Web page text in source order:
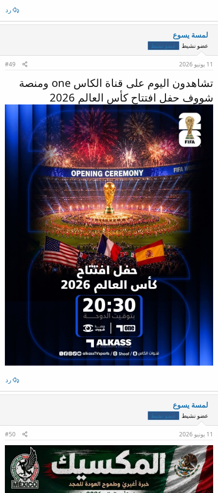
رد
لمسة يسوع
عضو نشيط عضو نشيط
11 يونيو 2026 #49
تشاهدون اليوم على قناة الكاس one ومنصة
شووف حفل افتتاح كأس العالم 2026
رد
لمسة يسوع
عضو نشيط عضو نشيط
11 يونيو 2026 #50